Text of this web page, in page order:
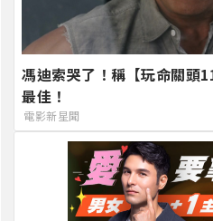
馮迪索哭了！稱【玩命關頭
最佳！
電影新星聞